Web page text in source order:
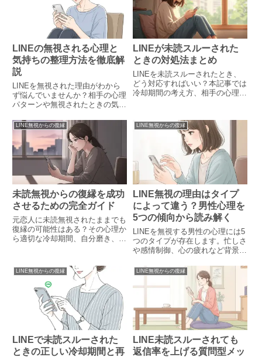
LINEの無視される心理と
気持ちの整理方法を徹底解
説
LINEを無視された理由がわから
ず悩んでいませんか？相手の心理
パターンや無視されたときの気持
で丁寧に解説します。
LINEが未読スルーされた
ときの対処法まとめ
LINEを未読スルーされたとき、
どう対応すればいい？本記事では
冷却期間の考え方、相手の心理、
しを見極めながら具体的な対処法
を徹底解説します。
LINE無視からの復縁
未読無視からの復縁を成功
させるための完全ガイド
元恋人に未読無視されたままでも
復縁の可能性はある？その心理か
ら適切な冷却期間、自分磨き、
をやさしく解説します。
LINE無視からの復縁
LINE無視の理由はタイプ
によって違う？男性心理を
5つの傾向から読み解く
LINEを無視する男性の心理には5
つのタイプが存在します。忙しさ
や感情制御、心の疲れなど背景は
特徴と対処法を解説し、あなたの
不安を和らげます。
LINE無視からの復縁
LINEで未読スルーされた
ときの正しい冷却期間と再
LINE無視からの復縁
LINE未読スルーされても
返信率を上げる質問型メッ